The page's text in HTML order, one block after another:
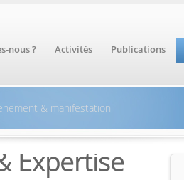
nous ? Activités Publications
& manifestation
Expertise